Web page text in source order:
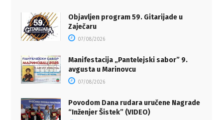
Objavljen program 59. Gitarijade u
Zaječaru
07/08/2026
Manifestacija „Pantelejski sabor” 9.
avgusta u Marinovcu
07/08/2026
Povodom Dana rudara uručene Nagrade
“Inženjer Šistek” (VIDEO)